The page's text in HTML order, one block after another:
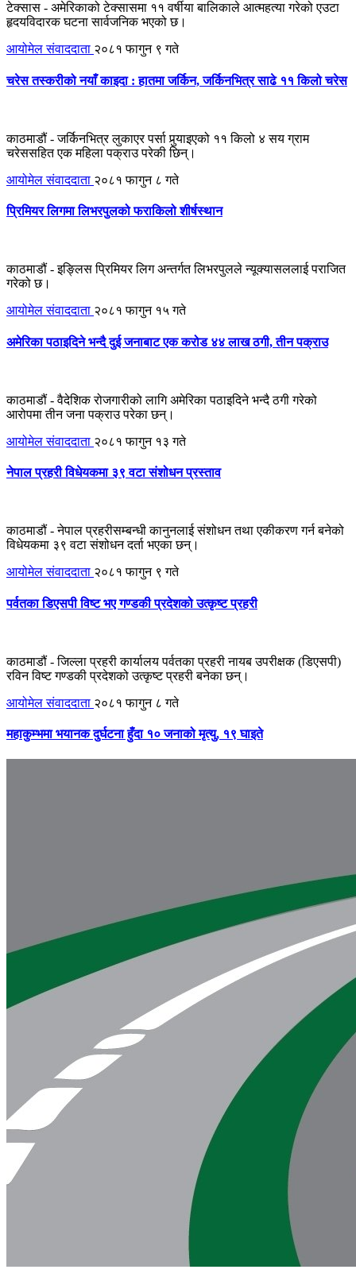
टेक्सास - अमेरिकाको टेक्सासमा ११ वर्षीया बालिकाले आत्महत्या गरेको एउटा
हृदयविदारक घटना सार्वजनिक भएको छ।
आयोमेल संवाददाता २०८१ फागुन ९ गते
चरेस तस्करीको नयाँ काइदा : हातमा जर्किन, जर्किनभित्र साढे ११ किलो चरेस
काठमाडौं - जर्किनभित्र लुकाएर पर्सा पुर्‍याइएको ११ किलो ४ सय ग्राम
चरेससहित एक महिला पक्राउ परेकी छिन्।
आयोमेल संवाददाता २०८१ फागुन ८ गते
प्रिमियर लिगमा लिभरपुलको फराकिलो शीर्षस्थान
काठमाडौं - इङ्लिस प्रिमियर लिग अन्तर्गत लिभरपुलले न्यूक्यासललाई पराजित
गरेको छ।
आयोमेल संवाददाता २०८१ फागुन १५ गते
अमेरिका पठाइदिने भन्दै दुई जनाबाट एक करोड ४४ लाख ठगी, तीन पक्राउ
काठमाडौं - वैदेशिक रोजगारीको लागि अमेरिका पठाइदिने भन्दै ठगी गरेको
आरोपमा तीन जना पक्राउ परेका छन्।
आयोमेल संवाददाता २०८१ फागुन १३ गते
नेपाल प्रहरी विधेयकमा ३९ वटा संशोधन प्रस्ताव
काठमाडौं - नेपाल प्रहरीसम्बन्धी कानुनलाई संशोधन तथा एकीकरण गर्न बनेको
विधेयकमा ३९ वटा संशोधन दर्ता भएका छन्।
आयोमेल संवाददाता २०८१ फागुन ९ गते
पर्वतका डिएसपी विष्ट भए गण्डकी प्रदेशको उत्कृष्ट प्रहरी
काठमाडौं - जिल्ला प्रहरी कार्यालय पर्वतका प्रहरी नायब उपरीक्षक (डिएसपी)
रविन विष्ट गण्डकी प्रदेशको उत्कृष्ट प्रहरी बनेका छन्।
आयोमेल संवाददाता २०८१ फागुन ८ गते
महाकुम्भमा भयानक दुर्घटना हुँदा १० जनाको मृत्यु, १९ घाइते